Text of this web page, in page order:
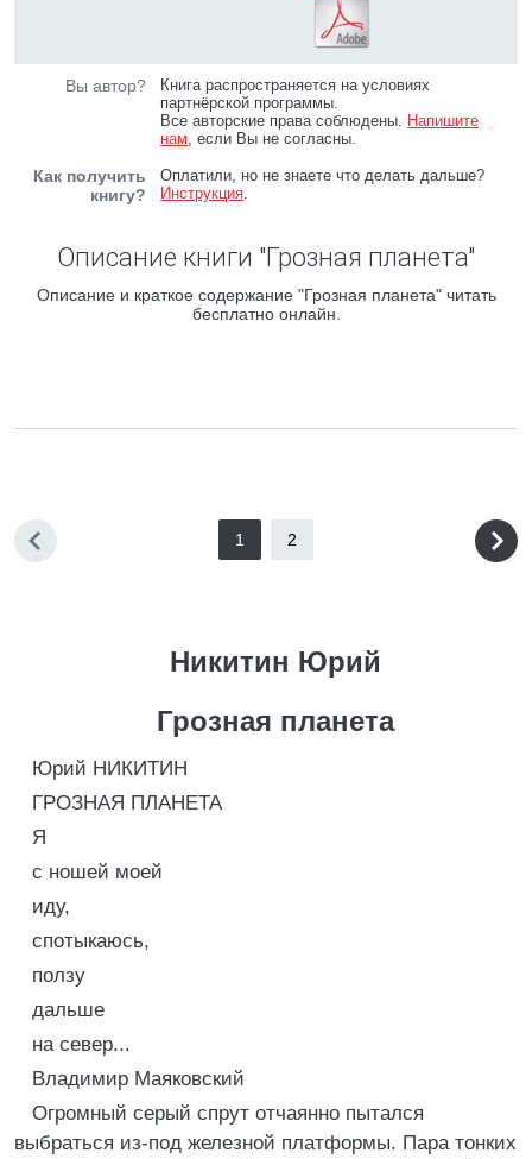
Вы автор?
Книга распространяется на условиях
партнёрской программы.
Все авторские права соблюдены. Напишите
нам, если Вы не согласны.
Как получить
книгу?
Оплатили, но не знаете что делать дальше?
Инструкция.
Описание книги "Грозная планета"
Описание и краткое содержание "Грозная планета" читать
бесплатно онлайн.
1 2
Никитин Юрий
Грозная планета
Юрий НИКИТИН
ГРОЗНАЯ ПЛАНЕТА
Я
с ношей моей
иду,
спотыкаюсь,
ползу
дальше
на север...
Владимир Маяковский
Огромный серый спрут отчаянно пытался
выбраться из-под железной платформы. Пара тонких